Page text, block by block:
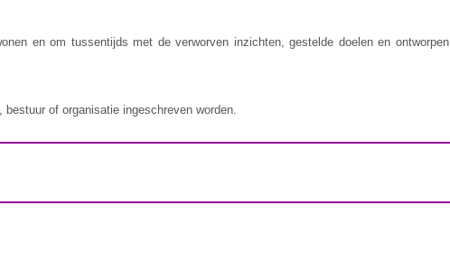
en om tussentijds met de verworven inzichten, gestelde doelen en ontworpen
of organisatie ingeschreven worden.